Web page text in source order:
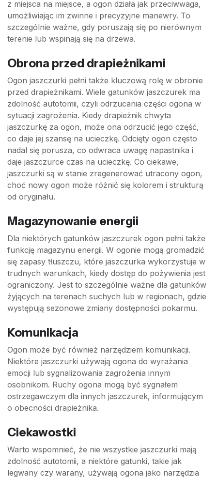
z miejsca na miejsce, a ogon działa jak przeciwwaga,
umożliwiając im zwinne i precyzyjne manewry. To
szczególnie ważne, gdy poruszają się po nierównym
terenie lub wspinają się na drzewa.
Obrona przed drapieżnikami
Ogon jaszczurki pełni także kluczową rolę w obronie
przed drapieżnikami. Wiele gatunków jaszczurek ma
zdolność autotomii, czyli odrzucania części ogona w
sytuacji zagrożenia. Kiedy drapieżnik chwyta
jaszczurkę za ogon, może ona odrzucić jego część,
co daje jej szansę na ucieczkę. Odcięty ogon często
nadal się porusza, co odwraca uwagę napastnika i
daje jaszczurce czas na ucieczkę. Co ciekawe,
jaszczurki są w stanie zregenerować utracony ogon,
choć nowy ogon może różnić się kolorem i strukturą
od oryginału.
Magazynowanie energii
Dla niektórych gatunków jaszczurek ogon pełni także
funkcję magazynu energii. W ogonie mogą gromadzić
się zapasy tłuszczu, które jaszczurka wykorzystuje w
trudnych warunkach, kiedy dostęp do pożywienia jest
ograniczony. Jest to szczególnie ważne dla gatunków
żyjących na terenach suchych lub w regionach, gdzie
występują sezonowe zmiany dostępności pokarmu.
Komunikacja
Ogon może być również narzędziem komunikacji.
Niektóre jaszczurki używają ogona do wyrażania
emocji lub sygnalizowania zagrożenia innym
osobnikom. Ruchy ogona mogą być sygnałem
ostrzegawczym dla innych jaszczurek, informującym
o obecności drapieżnika.
Ciekawostki
Warto wspomnieć, że nie wszystkie jaszczurki mają
zdolność autotomii, a niektóre gatunki, takie jak
legwany czy warany, używają ogona jako narzędzia